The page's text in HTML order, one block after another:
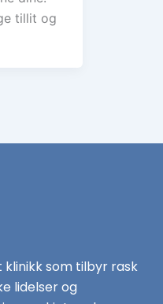
tillit og
klinikk som tilbyr rask
lidelser og